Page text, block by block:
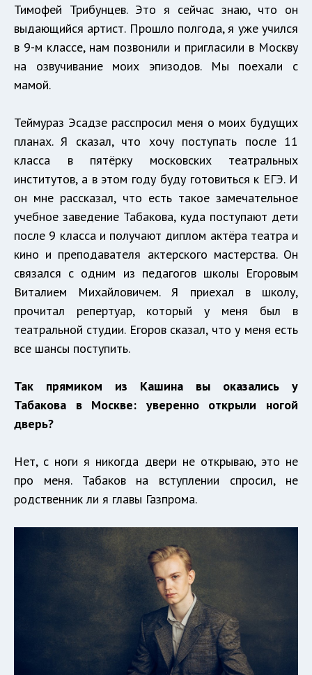
Тимофей Трибунцев. Это я сейчас знаю, что он
выдающийся артист. Прошло полгода, я уже учился
в 9-м классе, нам позвонили и пригласили в Москву
на озвучивание моих эпизодов. Мы поехали с
мамой.
Теймураз Эсадзе расспросил меня о моих будущих
планах. Я сказал, что хочу поступать после 11
класса в пятёрку московских театральных
институтов, а в этом году буду готовиться к ЕГЭ. И
он мне рассказал, что есть такое замечательное
учебное заведение Табакова, куда поступают дети
после 9 класса и получают диплом актёра театра и
кино и преподавателя актерского мастерства. Он
связался с одним из педагогов школы Егоровым
Виталием Михайловичем. Я приехал в школу,
прочитал репертуар, который у меня был в
театральной студии. Егоров сказал, что у меня есть
все шансы поступить.
Так прямиком из Кашина вы оказались у
Табакова в Москве: уверенно открыли ногой
дверь?
Нет, с ноги я никогда двери не открываю, это не
про меня. Табаков на вступлении спросил, не
родственник ли я главы Газпрома.